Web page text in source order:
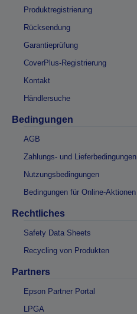
Produktregistrierung
Rücksendung
Garantieprüfung
CoverPlus-Registrierung
Kontakt
Händlersuche
Bedingungen
AGB
Zahlungs- und Lieferbedingungen
Nutzungsbedingungen
Bedingungen für Online-Aktionen
Rechtliches
Safety Data Sheets
Recycling von Produkten
Partners
Epson Partner Portal
LPGA